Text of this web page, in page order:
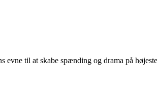
evne til at skabe spænding og drama på